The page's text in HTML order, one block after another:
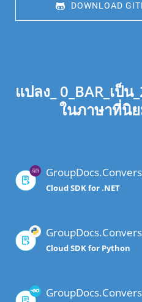
DOWNLOAD
แปลง_ 0_BAR_เป็น
ในภาษาที่นิ
Cloud SDK for .NET
Cloud SDK for Python